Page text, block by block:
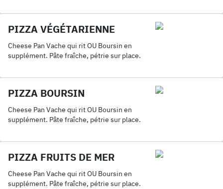
PIZZA VÉGÉTARIENNE
Cheese Pan Vache qui rit OU Boursin en
supplément. Pâte fraîche, pétrie sur place.
PIZZA BOURSIN
Cheese Pan Vache qui rit OU Boursin en
supplément. Pâte fraîche, pétrie sur place.
PIZZA FRUITS DE MER
Cheese Pan Vache qui rit OU Boursin en
supplément. Pâte fraîche, pétrie sur place.